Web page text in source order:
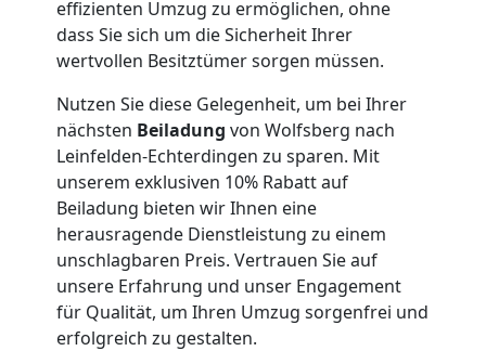
effizienten Umzug zu ermöglichen, ohne
dass Sie sich um die Sicherheit Ihrer
wertvollen Besitztümer sorgen müssen.
Nutzen Sie diese Gelegenheit, um bei Ihrer
nächsten Beiladung von Wolfsberg nach
Leinfelden-Echterdingen zu sparen. Mit
unserem exklusiven 10% Rabatt auf
Beiladung bieten wir Ihnen eine
herausragende Dienstleistung zu einem
unschlagbaren Preis. Vertrauen Sie auf
unsere Erfahrung und unser Engagement
für Qualität, um Ihren Umzug sorgenfrei und
erfolgreich zu gestalten.
Wolfsberg
Anfrage
Möbeltransport
National
Möbeltransport